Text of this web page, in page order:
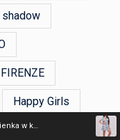
Sukienka w kwiaty z dekoltem V ecru – kolor n/a – 18196
Happy Girls